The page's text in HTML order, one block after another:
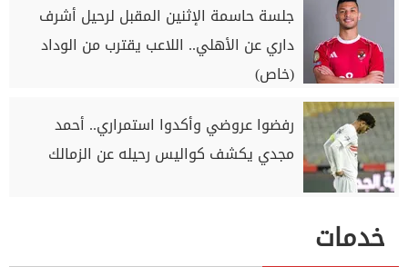
جلسة حاسمة الإثنين المقبل لرحيل أشرف
داري عن الأهلي.. اللاعب يقترب من الوداد
(خاص)
رفضوا عروضي وأكدوا استمراري.. أحمد
مجدي يكشف كواليس رحيله عن الزمالك
خدمات